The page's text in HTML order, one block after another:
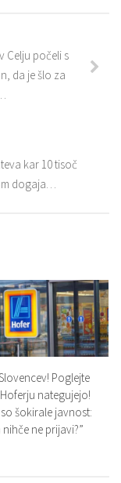
Celju počeli s
da je šlo za
kar 10 tisoč
dogaja…
Poglejte
nategujejo!
šokirale javnost:
ne prijavi?”